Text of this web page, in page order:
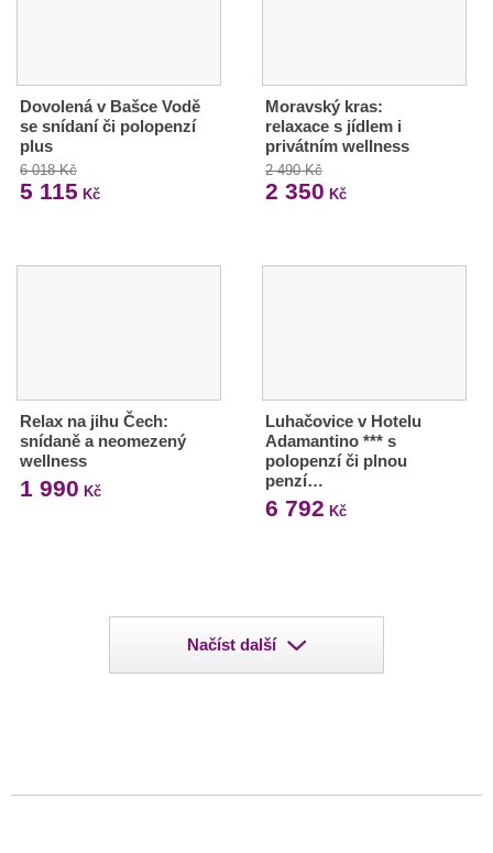
Dovolená v Bašce Vodě
se snídaní či polopenzí
plus
6 018 Kč
5 115 Kč
Moravský kras:
relaxace s jídlem i
privátním wellness
2 490 Kč
2 350 Kč
Relax na jihu Čech:
snídaně a neomezený
wellness
1 990 Kč
Luhačovice v Hotelu
Adamantino *** s
polopenzí či plnou
penzí…
6 792 Kč
Načíst další